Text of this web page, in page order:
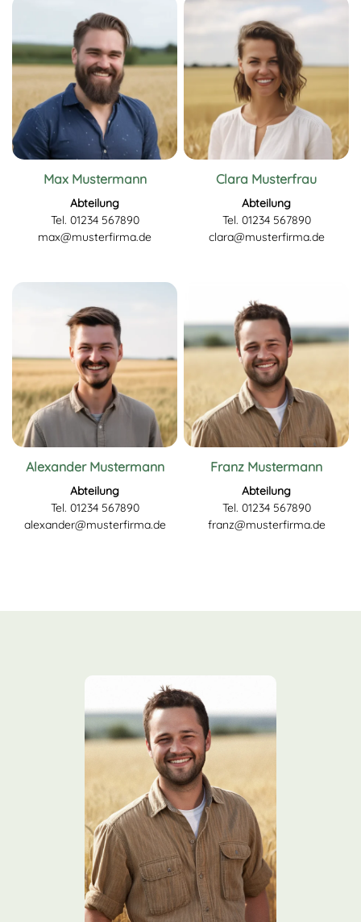
Max Mustermann
Abteilung
Tel. 01234 567890
max@musterfirma.de
Clara Musterfrau
Abteilung
Tel. 01234 567890
clara@musterfirma.de
Alexander Mustermann
Abteilung
Tel. 01234 567890
alexander@musterfirma.de
Franz Mustermann
Abteilung
Tel. 01234 567890
franz@musterfirma.de